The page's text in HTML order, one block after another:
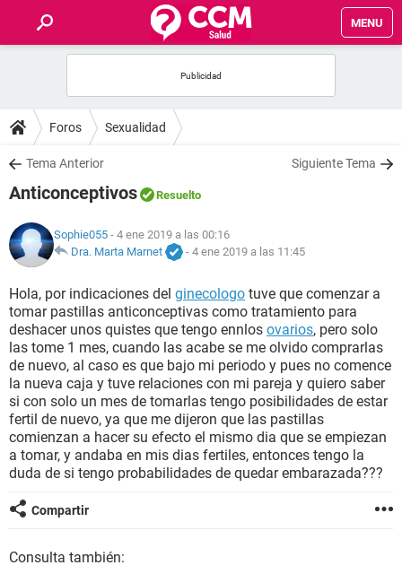
MENU
FOROS
SALUD
NUTRICIÓN
BIENESTAR
SEXUALIDAD
GLOSARIO
Foros Sexualidad
Tema Anterior Siguiente Tema
Anticonceptivos Resuelto
Sophie055 - 4 ene 2019 a las 00:16
Dra. Marta Marnet
- 4 ene 2019 a las 11:45
Hola, por indicaciones del ginecologo tuve que comenzar a
tomar pastillas anticonceptivas como tratamiento para
deshacer unos quistes que tengo ennlos ovarios, pero solo
las tome 1 mes, cuando las acabe se me olvido comprarlas
de nuevo, al caso es que bajo mi periodo y pues no comence
la nueva caja y tuve relaciones con mi pareja y quiero saber
si con solo un mes de tomarlas tengo posibilidades de estar
fertil de nuevo, ya que me dijeron que las pastillas
comienzan a hacer su efecto el mismo dia que se empiezan
a tomar, y andaba en mis dias fertiles, entonces tengo la
duda de si tengo probabilidades de quedar embarazada???
Compartir
Consulta también: